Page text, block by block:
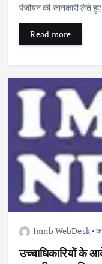
पंजीयन की जानकारी लेते
Read more
Imnb WebDesk
उच्चाधिकारियों के